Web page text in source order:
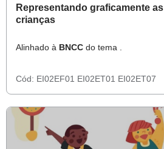
Representando graficamente as preferências das
crianças
Alinhado à BNCC do tema .
Cód: EI02EF01 EI02ET01 EI02ET07